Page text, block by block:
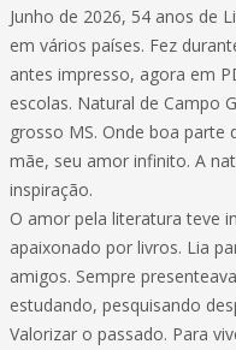
Junho de 2026, 54 anos de
em vários países. Fez
antes impresso, agora em
escolas. Natural de Campo
grosso MS. Onde boa parte
mãe, seu amor infinito. A
inspiração.
O amor pela literatura teve
apaixonado por livros. Lia
amigos. Sempre
estudando, pesquisando
Valorizar o passado. Para